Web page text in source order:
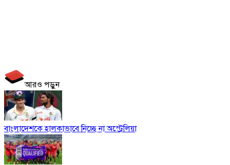
আরও পড়ুন
বাংলাদেশকে হালকাভাবে নিচ্ছে না অস্ট্রেলিয়া